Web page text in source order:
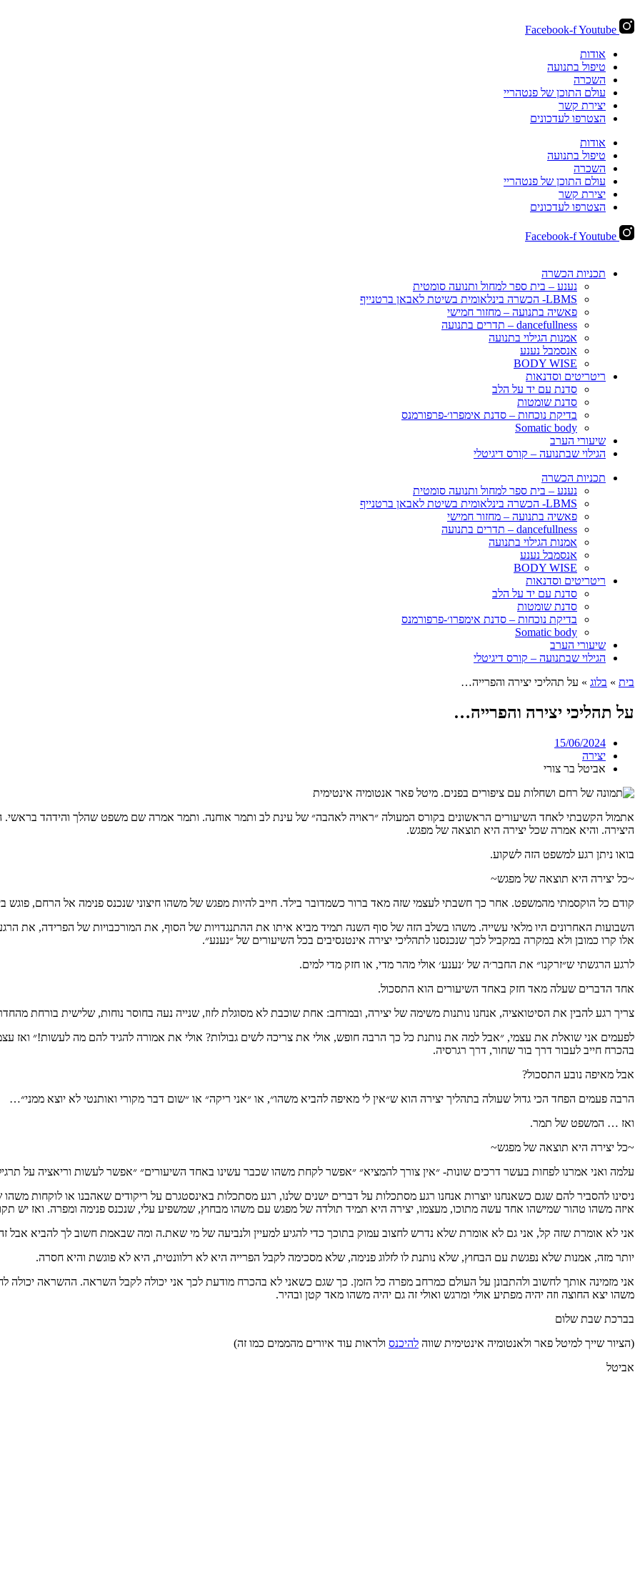
Facebook-fYoutube
אודות
טיפול בתנועה
השכרה
עולם התוכן של פנטהריי
יצירת קשר
הצטרפו לעדכונים
אודות
טיפול בתנועה
השכרה
עולם התוכן של פנטהריי
יצירת קשר
הצטרפו לעדכונים
Facebook-fYoutube
תכניות הכשרה
נענע – בית ספר למחול ותנועה סומטית
LBMS- הכשרה בינלאומית בשיטת לאבאן ברטנייף
פאשיה בתנועה – מחזור חמישי
dancefullness – תדרים בתנועה
אמנות הגילוי בתנועה
אנסמבל נענע
BODY WISE
ריטריטים וסדנאות
סדנת עם יד על הלב
סדנת שומטות
בדיקת נוכחות – סדנת אימפרו׳-פרפורמנס
Somatic body
שיעורי הערב
הגילוי שבתנועה – קורס דיגיטלי
תכניות הכשרה
נענע – בית ספר למחול ותנועה סומטית
LBMS- הכשרה בינלאומית בשיטת לאבאן ברטנייף
פאשיה בתנועה – מחזור חמישי
dancefullness – תדרים בתנועה
אמנות הגילוי בתנועה
אנסמבל נענע
BODY WISE
ריטריטים וסדנאות
סדנת עם יד על הלב
סדנת שומטות
בדיקת נוכחות – סדנת אימפרו׳-פרפורמנס
Somatic body
שיעורי הערב
הגילוי שבתנועה – קורס דיגיטלי
בית » בלוג » על תהליכי יצירה והפרייה…
על תהליכי יצירה והפרייה…
15/06/2024
יצירה
אביטל בר צורי
אתמול הקשבתי לאחד השיעורים הראשונים בקורס המעולה ״ראויה לאהבה״ של עינת לב ותמר אוחנה. ותמר אמרה שם משפט שהלך והידהד
היצירה. והיא אמרה שכל יצירה היא תוצאה של מפגש.
בואו ניתן רגע למשפט הזה לשקוע.
~כל יצירה היא תוצאה של מפגש~
קודם כל הוקסמתי מהמשפט. אחר כך חשבתי לעצמי שזה מאד ברור כשמדובר בילד. חייב להיות מפגש של משהו חיצוני שנכנס פנימה אל הרחם, פוגש
השבועות האחרונים היו מלאי עשייה. משהו בשלב הזה של סוף השנה תמיד מביא איתו את ההתנגדויות של הסוף, את המורכבויות של הפרידה, את
אלו קרו כמובן ולא במקרה במקביל לכך שנכנסנו לתהליכי יצירה אינטנסיבים בכל השיעורים של ״נענע״.
לרגע הרגשתי ש״זרקנו״ את החבר׳ה של ׳נענע׳ אולי מהר מדי, או חזק מדי למים.
אחד הדברים שעלה מאד חזק באחד השיעורים הוא התסכול.
צריך רגע להבין את הסיטואציה, אנחנו נותנות משימה של יצירה, ובמרחב: אחת שוכבת לא מסוגלת לזוז, שנייה נעה בחוסר נוחות, שלישית בורחת
לפעמים אני שואלת את עצמי, ״אבל למה את נותנת כל כך הרבה חופש, אולי את צריכה לשים גבולות? אולי את אמורה להגיד להם מה לעשות!״ ואז
בהכרח חייב לעבור דרך בור שחור, דרך רגרסיה.
אבל מאיפה נובע התסכול?
הרבה פעמים הפחד הכי גדול שעולה בתהליך יצירה הוא ש״אין לי מאיפה להביא משהו״, או ״אני ריקה״ או ״שום דבר מקורי ואותנטי לא יוצא ממני״…
ואז … המשפט של תמר.
~כל יצירה היא תוצאה של מפגש~
עלמה ואני אמרנו לפחות בעשר דרכים שונות- ״אין צורך להמציא״ ״אפשר לקחת משהו שכבר עשינו באחד השיעורים״ ״אפשר לעשות וריאציה על תרגיל
ניסינו להסביר להם שגם כשאנחנו יוצרות אנחנו רגע מסתכלות על דברים ישנים שלנו, רגע מסתכלות באינסטגרם על ריקודים שאהבנו או לוקחות
איזה משהו טהור שמישהו אחד עשה מתוכו, מעצמו, יצירה היא תמיד תולדה של מפגש עם משהו מבחוץ, שמשפיע עלי, שנכנס פנימה ומפרה. ואז יש
אני לא אומרת שזה קל, אני גם לא אומרת שלא נדרש לחצוב עמוק בתוכך כדי להגיע למעיין ולנביעה של מי שאת.ה ומה שבאמת חשוב לך להביא אבל זה
יותר מזה, אמנות שלא נפגשת עם הבחוץ, שלא נותנת לו לזלוג פנימה, שלא מסכימה לקבל הפרייה היא לא רלוונטית, היא לא פוגשת והיא חסרה.
אני מזמינה אותך לחשוב ולהתבונן על העולם כמרחב מפרה כל הזמן. כך שגם כשאני לא בהכרח מודעת לכך אני יכולה לקבל השראה. ההשראה יכולה
משהו יצא החוצה וזה יהיה מפתיע אולי ומרגש ואולי זה גם יהיה משהו מאד קטן ובהיר.
בברכת שבת שלום
(הציור שייך למיטל פאר ולאנטומיה אינטימית שווה להיכנס ולראות עוד איורים מהממים כמו זה)
אביטל